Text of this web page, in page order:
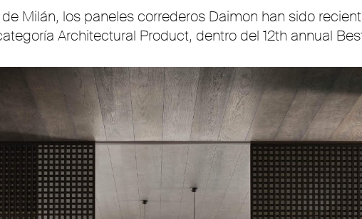
Milán, los paneles correderos Daimon han sido
Architectural Product, dentro del 12th annual